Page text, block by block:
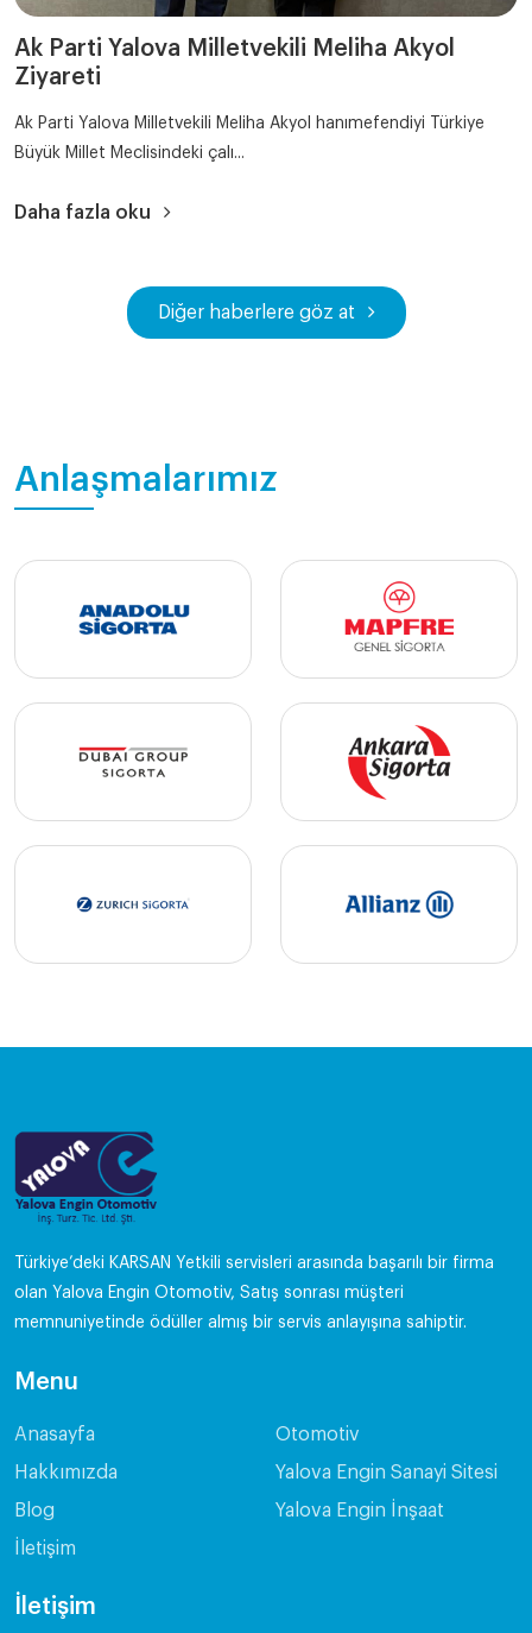
Ak Parti Yalova Milletvekili Meliha Akyol
Ziyareti
Ak Parti Yalova Milletvekili Meliha Akyol hanımefendiyi Türkiye
Büyük Millet Meclisindeki çalı...
Daha fazla oku
Diğer haberlere göz at
Anlaşmalarımız
Türkiye’deki KARSAN Yetkili servisleri arasında başarılı bir firma
olan Yalova Engin Otomotiv, Satış sonrası müşteri
memnuniyetinde ödüller almış bir servis anlayışına sahiptir.
Menu
Anasayfa
Hakkımızda
Blog
İletişim
Otomotiv
Yalova Engin Sanayi Sitesi
Yalova Engin İnşaat
İletişim